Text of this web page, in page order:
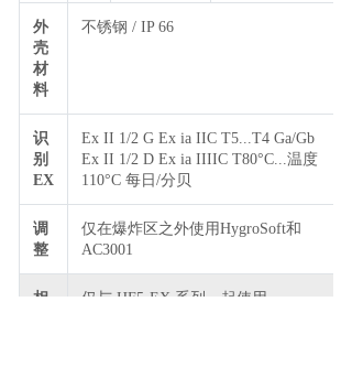
外
壳
材
料
不锈钢 / IP 66
识
别
EX
Ex II 1/2 G Ex ia IIC T5...T4 Ga/Gb
Ex II 1/2 D Ex ia IIIIC T80°C...温度
110°C 每日/分贝
调
整
仅在爆炸区之外使用HygroSoft和
AC3001
相
仅与 HF5-EX 系列一起使用